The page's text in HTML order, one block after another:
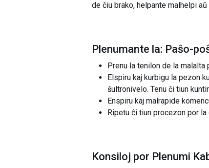
de ĉiu brako, helpante malhelpi
Plenumante la: Paŝo-
Prenu la tenilon de la
Elspiru kaj kurbigu la pezon
ŝultronivelo. Tenu ĉi tiun
Enspiru kaj malrapide
Ripetu ĉi tiun procezon por
Konsiloj por Plenumi